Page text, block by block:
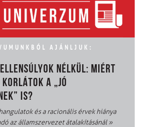
AJÁNLJUK:
NÉLKÜL: MIÉRT
A „JÓ
IS?
és a racionális érvek hiánya
az államszervezet átalakításánál»